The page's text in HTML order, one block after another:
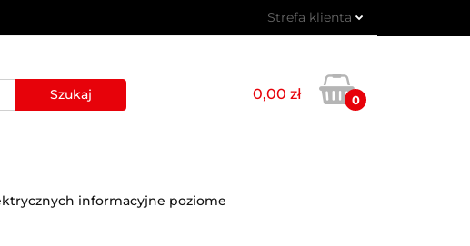
Strefa klienta
Zarejestruj się
Dodaj zgłoszenie
0,00 zł 0
informacyjne poziome